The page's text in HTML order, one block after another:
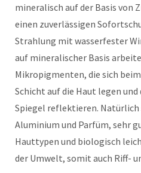
mineralisch auf der Basis von
einen zuverlässigen
Strahlung mit wasserfester
auf mineralischer Basis
Mikropigmenten, die sich
Schicht auf die Haut legen
Spiegel reflektieren. Natürlich
Aluminium und Parfüm, sehr
Hauttypen und biologisch
der Umwelt, somit auch Riff-